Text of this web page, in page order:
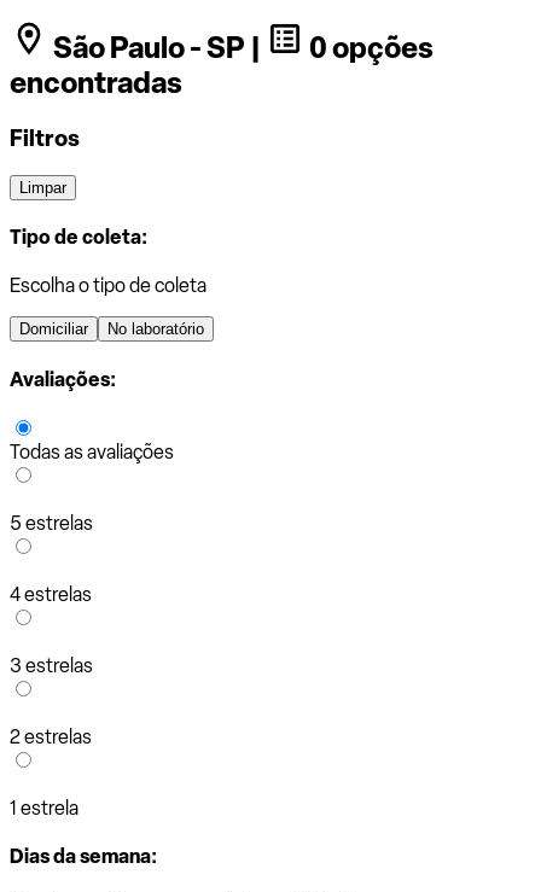
São Paulo - SP |
0 opções
encontradas
Filtros
Limpar
Tipo de coleta:
Escolha o tipo de coleta
Domiciliar No laboratório
Avaliações:
Todas as avaliações
5 estrelas
4 estrelas
3 estrelas
2 estrelas
1 estrela
Dias da semana: